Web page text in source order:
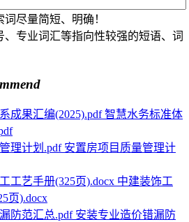
尽量简短、明确！
专业词汇等指向性较强的短语、词
智慧水务标准体
安置房项目质量管理计
中建装饰工
页).docx
安装专业造价错漏防